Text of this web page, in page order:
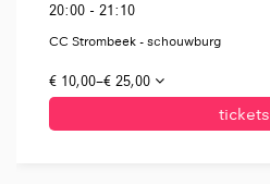
20:00 - 21:10
CC Strombeek - schouwburg
€ 10,00–€ 25,00
tickets